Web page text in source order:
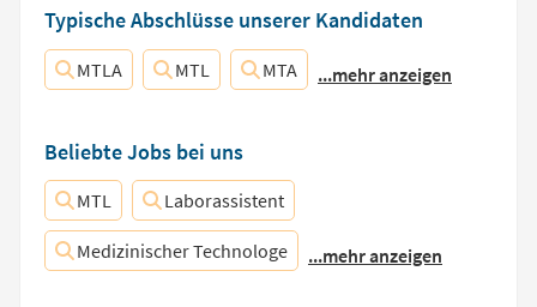
Typische Abschlüsse unserer Kandidaten
MTLA MTL MTA ...mehr anzeigen
Beliebte Jobs bei uns
MTL Laborassistent
Medizinischer Technologe ...mehr anzeigen